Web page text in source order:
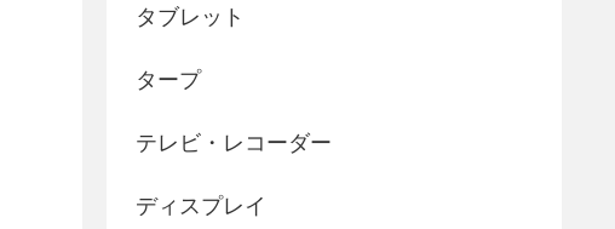
タブレット
タープ
テレビ・レコーダー
ディスプレイ